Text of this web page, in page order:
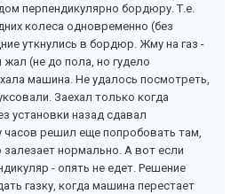
перпендикулярно бордюру. Т.е.
колеса одновременно (без
уткнулись в бордюр. Жму на газ -
(не до пола, но гудело
машина. Не удалось посмотреть,
Заехал только когда
установки назад сдавал
часов решил еще попробовать там,
залезает нормально. А вот если
- опять не едет. Решение
газку, когда машина перестает